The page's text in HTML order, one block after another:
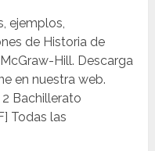
ejemplos,
de Historia de
Hill. Descarga
en nuestra web.
Bachillerato
Todas las